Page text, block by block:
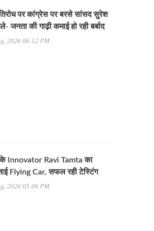
पर कांग्रेस पर बरसे सांसद सुरेश
जनता की गाढ़ी कमाई हो रही बर्बाद
2026 06:12 PM
Innovator Ravi Tamta का
Flying Car, सफल रही टेस्टिंग
2026 05:06 PM